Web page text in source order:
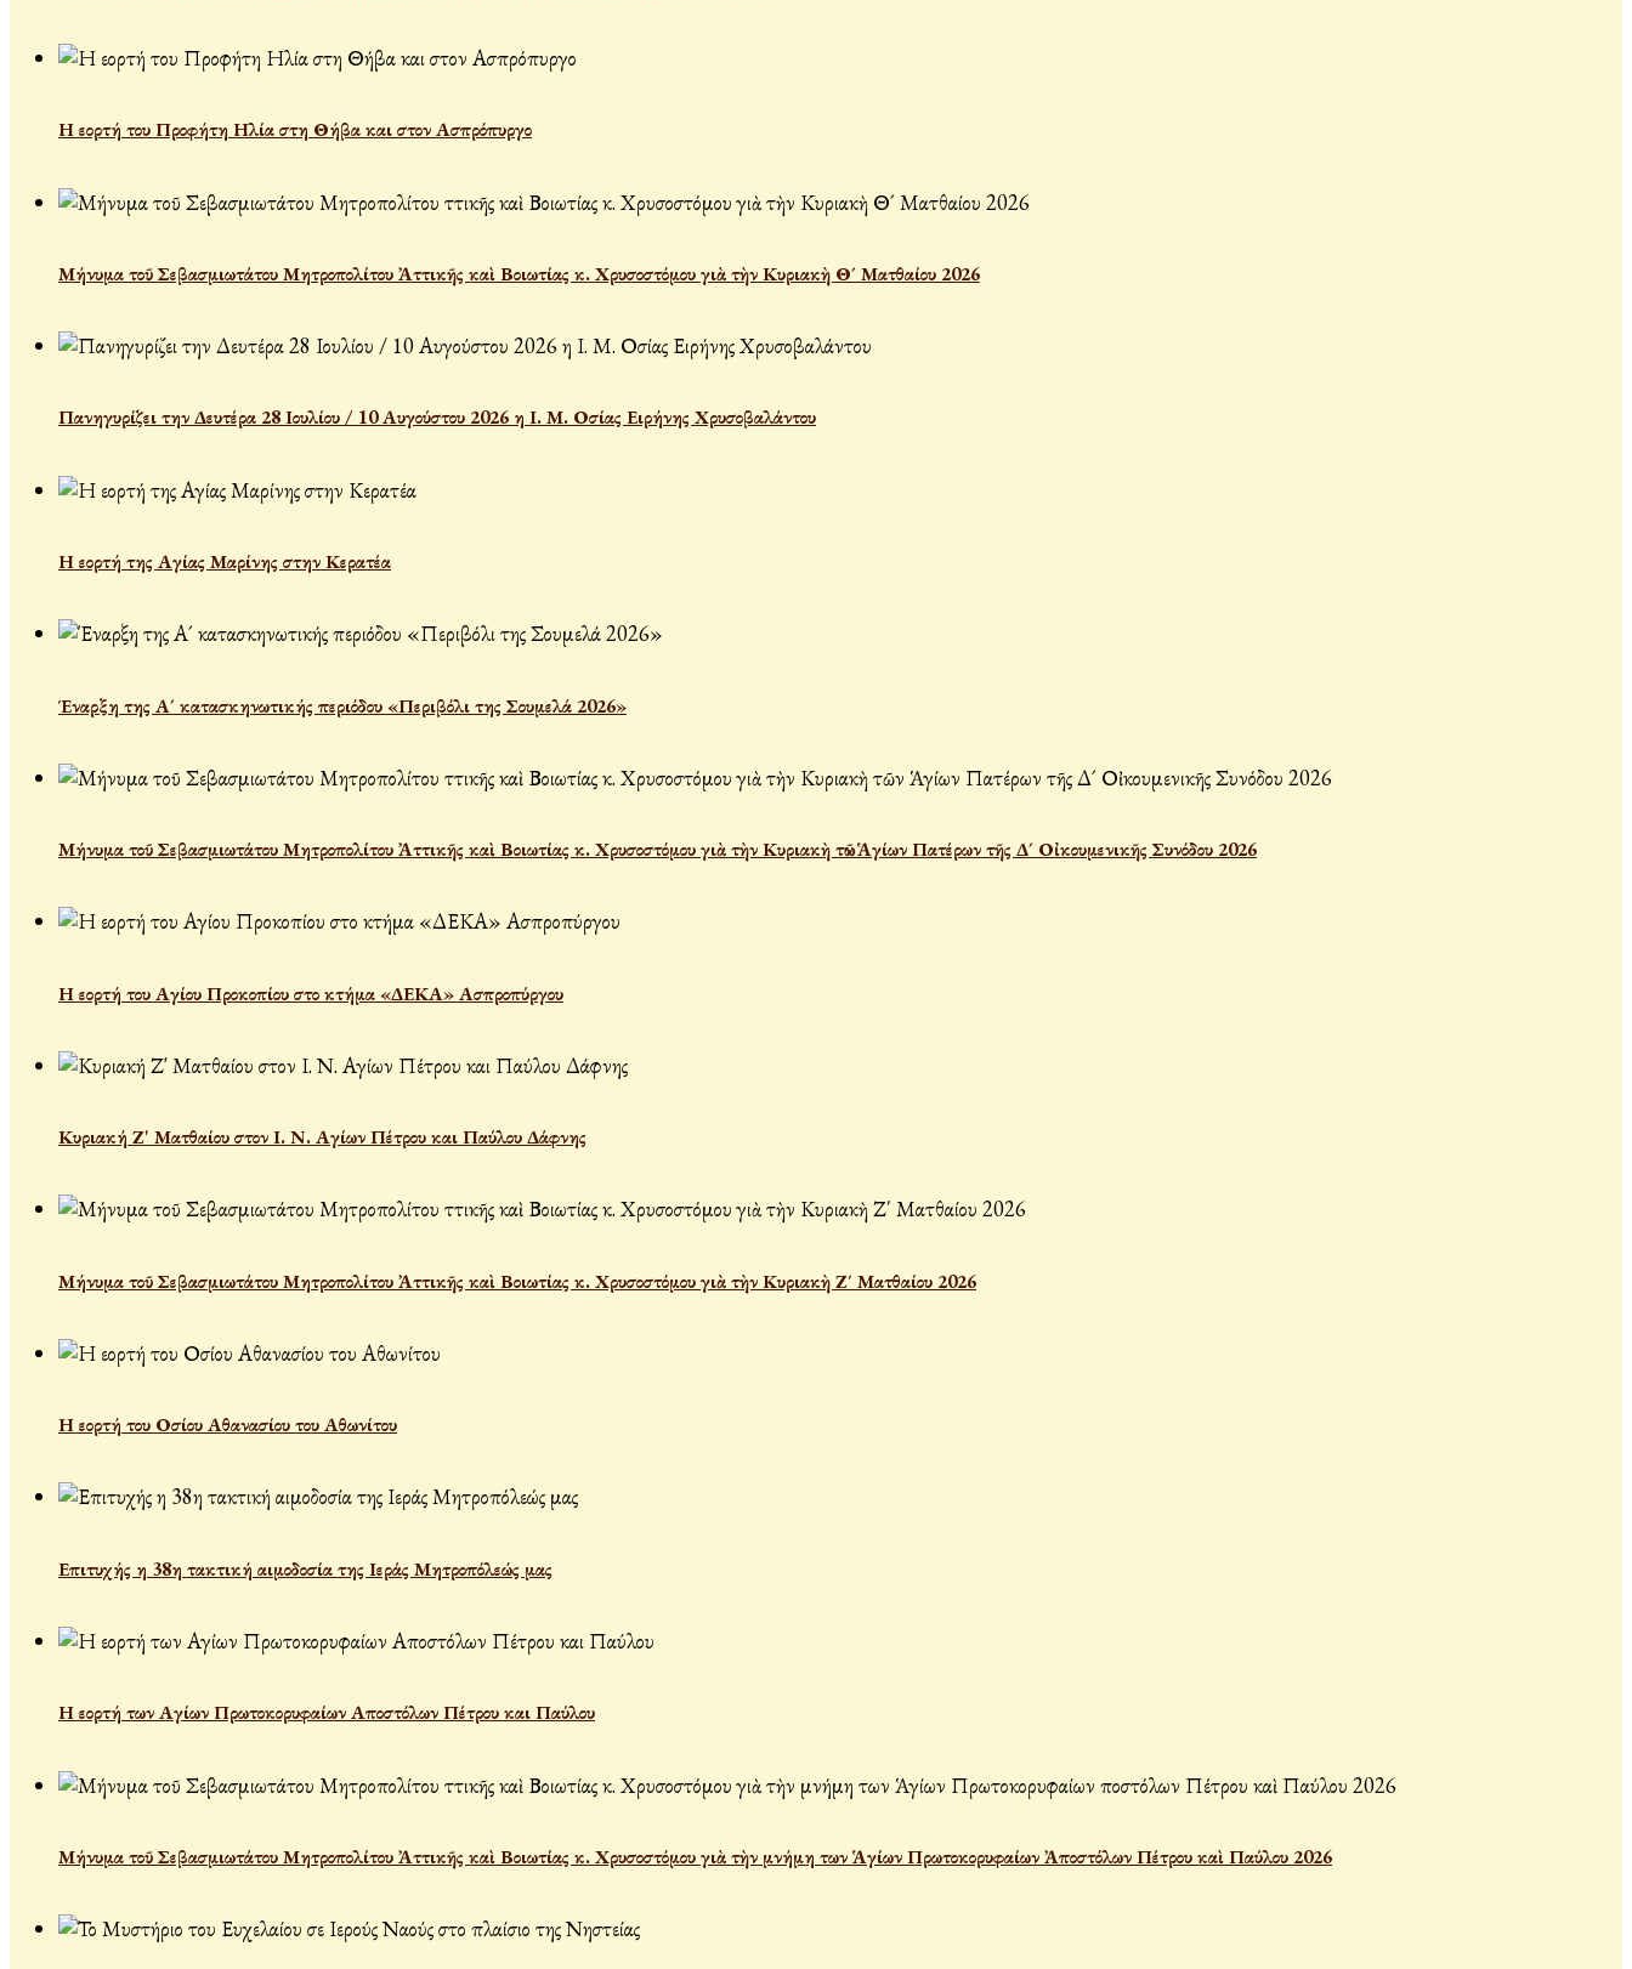
Η εορτή του Προφήτη Ηλία στη Θήβα και στον Ασπρόπυργο
Μήνυμα τοῦ Σεβασμιωτάτου Μητροπολίτου Ἀττικῆς καὶ Βοιωτίας κ. Χρυσοστόμου γιὰ τὴν Κυριακὴ Θ´ Ματθαίου 2026
Πανηγυρίζει την Δευτέρα 28 Ιουλίου / 10 Αυγούστου 2026 η Ι. Μ. Οσίας Ειρήνης Χρυσοβαλάντου
Η εορτή της Αγίας Μαρίνης στην Κερατέα
Έναρξη της Α´ κατασκηνωτικής περιόδου «Περιβόλι της Σουμελά 2026»
Μήνυμα τοῦ Σεβασμιωτάτου Μητροπολίτου Ἀττικῆς καὶ Βοιωτίας κ. Χρυσοστόμου γιὰ τὴν Κυριακὴ τῶν Ἁγίων Πατέρων τῆς Δ´ Οἰκουμενικῆς Συνόδου 2026
Η εορτή του Αγίου Προκοπίου στο κτήμα «ΔΕΚΑ» Ασπροπύργου
Κυριακή Ζ' Ματθαίου στον Ι. Ν. Αγίων Πέτρου και Παύλου Δάφνης
Μήνυμα τοῦ Σεβασμιωτάτου Μητροπολίτου Ἀττικῆς καὶ Βοιωτίας κ. Χρυσοστόμου γιὰ τὴν Κυριακὴ Ζ΄ Ματθαίου 2026
Η εορτή του Οσίου Αθανασίου του Αθωνίτου
Επιτυχής η 38η τακτική αιμοδοσία της Ιεράς Μητροπόλεώς μας
Η εορτή των Αγίων Πρωτοκορυφαίων Αποστόλων Πέτρου και Παύλου
Μήνυμα τοῦ Σεβασμιωτάτου Μητροπολίτου Ἀττικῆς καὶ Βοιωτίας κ. Χρυσοστόμου γιὰ τὴν μνήμη των Ἁγίων Πρωτοκορυφαίων Ἀποστόλων Πέτρου καὶ Παύλου 2026